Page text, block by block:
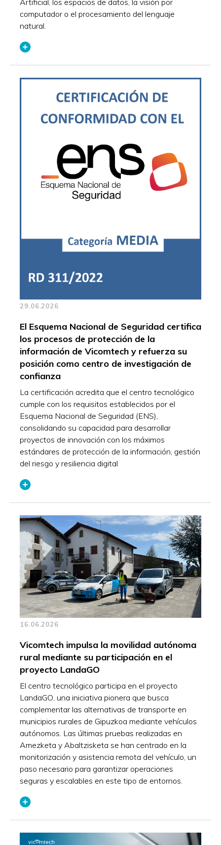
Artificial, los espacios de datos, la visión por
computador o el procesamiento del lenguaje
natural.
29.06.2026
El Esquema Nacional de Seguridad certifica
los procesos de protección de la
información de Vicomtech y refuerza su
posición como centro de investigación de
confianza
La certificación acredita que el centro tecnológico
cumple con los requisitos establecidos por el
Esquema Nacional de Seguridad (ENS),
consolidando su capacidad para desarrollar
proyectos de innovación con los máximos
estándares de protección de la información, gestión
del riesgo y resiliencia digital
16.06.2026
Vicomtech impulsa la movilidad autónoma
rural mediante su participación en el
proyecto LandaGO
El centro tecnológico participa en el proyecto
LandaGO, una iniciativa pionera que busca
complementar las alternativas de transporte en
municipios rurales de Gipuzkoa mediante vehículos
autónomos. Las últimas pruebas realizadas en
Amezketa y Abaltzisketa se han centrado en la
monitorización y asistencia remota del vehículo, un
paso necesario para garantizar operaciones
seguras y escalables en este tipo de entornos.